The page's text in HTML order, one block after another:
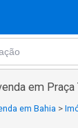
em Praça
em Bahia >